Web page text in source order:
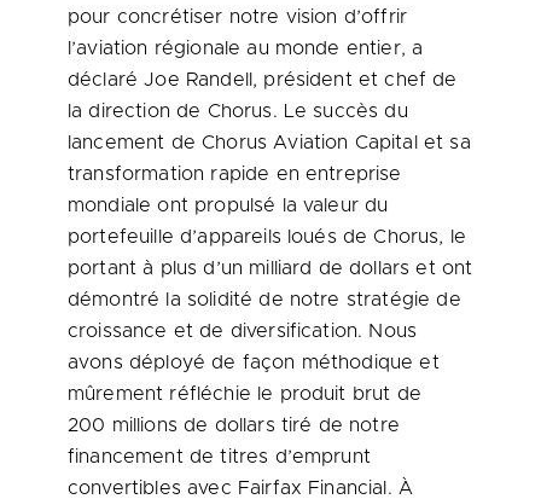
pour concrétiser notre vision d’offrir
l’aviation régionale au monde entier, a
déclaré Joe Randell, président et chef de
la direction de Chorus. Le succès du
lancement de Chorus Aviation Capital et sa
transformation rapide en entreprise
mondiale ont propulsé la valeur du
portefeuille d’appareils loués de Chorus, le
portant à plus d’un milliard de dollars et ont
démontré la solidité de notre stratégie de
croissance et de diversification. Nous
avons déployé de façon méthodique et
mûrement réfléchie le produit brut de
200 millions de dollars tiré de notre
financement de titres d’emprunt
convertibles avec Fairfax Financial. À